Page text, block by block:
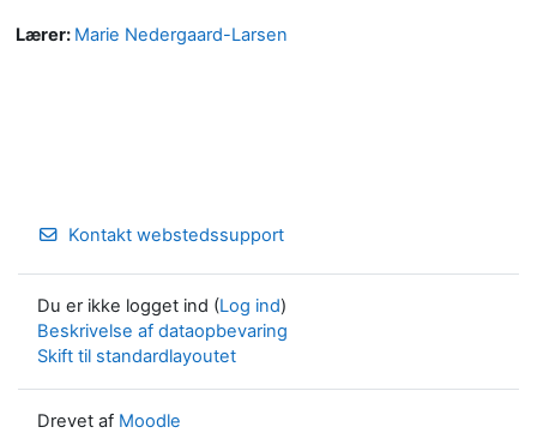
Lærer: Marie Nedergaard-Larsen
Kontakt webstedssupport
Du er ikke logget ind (Log ind)
Beskrivelse af dataopbevaring
Skift til standardlayoutet
Drevet af Moodle